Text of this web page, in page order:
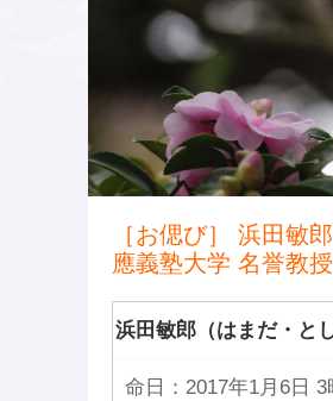
［お偲び］ 浜田敏
應義塾大学 名誉教授
浜田敏郎（はまだ・と
命日： 2017年1月6日 3